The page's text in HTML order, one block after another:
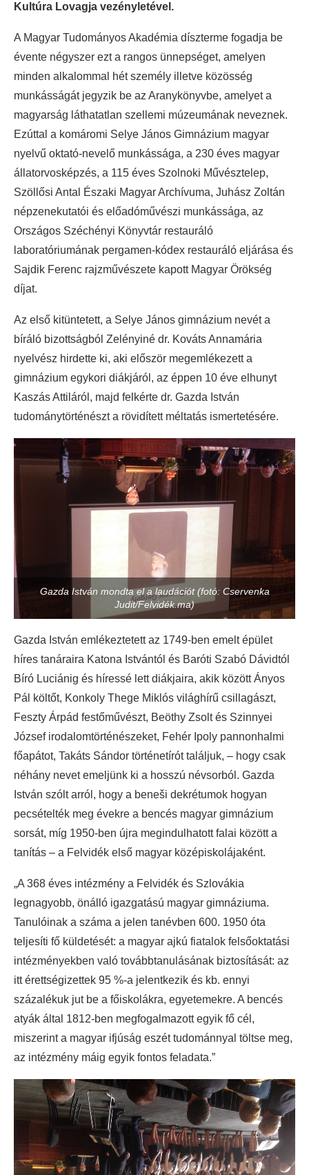
Kultúra Lovagja vezényletével.
A Magyar Tudományos Akadémia díszterme fogadja be
évente négyszer ezt a rangos ünnepséget, amelyen
minden alkalommal hét személy illetve közösség
munkásságát jegyzik be az Aranykönyvbe, amelyet a
magyarság láthatatlan szellemi múzeumának neveznek.
Ezúttal a komáromi Selye János Gimnázium magyar
nyelvű oktató-nevelő munkássága, a 230 éves magyar
állatorvosképzés, a 115 éves Szolnoki Művésztelep,
Szöllősi Antal Északi Magyar Archívuma, Juhász Zoltán
népzenekutatói és előadóművészi munkássága, az
Országos Széchényi Könyvtár restauráló
laboratóriumának pergamen-kódex restauráló eljárása és
Sajdik Ferenc rajzművészete kapott Magyar Örökség
díjat.
Az első kitüntetett, a Selye János gimnázium nevét a
bíráló bizottságból Zelényiné dr. Kováts Annamária
nyelvész hirdette ki, aki először megemlékezett a
gimnázium egykori diákjáról, az éppen 10 éve elhunyt
Kaszás Attiláról, majd felkérte dr. Gazda István
tudománytörténészt a rövidített méltatás ismertetésére.
Gazda István mondta el a laudációt (fotó: Cservenka
Judit/Felvidék.ma)
Gazda István emlékeztetett az 1749-ben emelt épület
híres tanáraira Katona Istvántól és Baróti Szabó Dávidtól
Bíró Luciánig és híressé lett diákjaira, akik között Ányos
Pál költőt, Konkoly Thege Miklós világhírű csillagászt,
Feszty Árpád festőművészt, Beöthy Zsolt és Szinnyei
József irodalomtörténészeket, Fehér Ipoly pannonhalmi
főapátot, Takáts Sándor történetírót találjuk, – hogy csak
néhány nevet emeljünk ki a hosszú névsorból. Gazda
István szólt arról, hogy a beneši dekrétumok hogyan
pecsételték meg évekre a bencés magyar gimnázium
sorsát, míg 1950-ben újra megindulhatott falai között a
tanítás – a Felvidék első magyar középiskolájaként.
„A 368 éves intézmény a Felvidék és Szlovákia
legnagyobb, önálló igazgatású magyar gimnáziuma.
Tanulóinak a száma a jelen tanévben 600. 1950 óta
teljesíti fő küldetését: a magyar ajkú fiatalok felsőoktatási
intézményekben való továbbtanulásának biztosítását: az
itt érettségizettek 95 %-a jelentkezik és kb. ennyi
százalékuk jut be a főiskolákra, egyetemekre. A bencés
atyák által 1812-ben megfogalmazott egyik fő cél,
miszerint a magyar ifjúság eszét tudománnyal töltse meg,
az intézmény máig egyik fontos feladata.”